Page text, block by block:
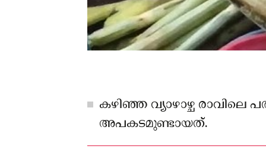
കഴിഞ്ഞ വ്യാഴാഴ്ച
അപകടമുണ്ടായത്.